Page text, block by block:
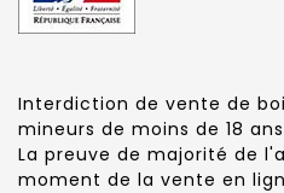
Interdiction de vente de
mineurs de moins de 18 ans
La preuve de majorité de
moment de la vente en